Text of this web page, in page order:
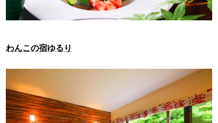
わんこの宿ゆるり